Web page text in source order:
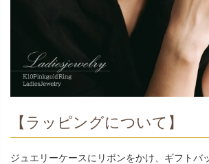
【ラッピングについて】
ジュエリーケースにリボンをかけ、ギフトバ